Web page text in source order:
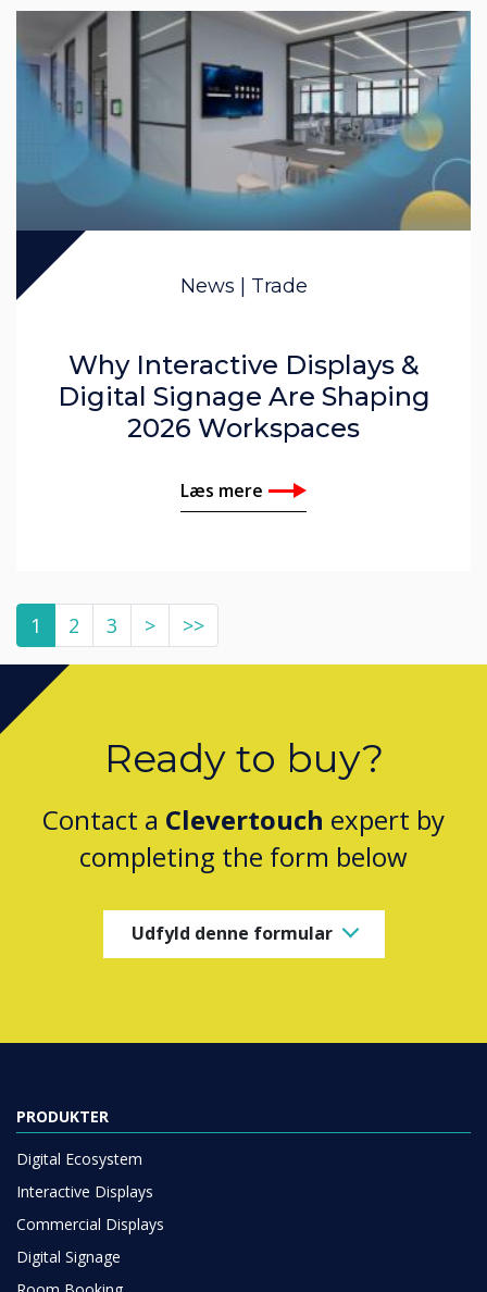
News | Trade
Why Interactive Displays &
Digital Signage Are Shaping
2026 Workspaces
Læs mere
1 2 3 > >>
Ready to buy?
Contact a Clevertouch expert by
completing the form below
Udfyld denne formular
PRODUKTER
Digital Ecosystem
Interactive Displays
Commercial Displays
Digital Signage